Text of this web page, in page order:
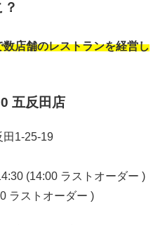
数店舗のレストランを経営し
五反田店
田1-25-19
(14:00 ラストオーダー )
ラストオーダー )